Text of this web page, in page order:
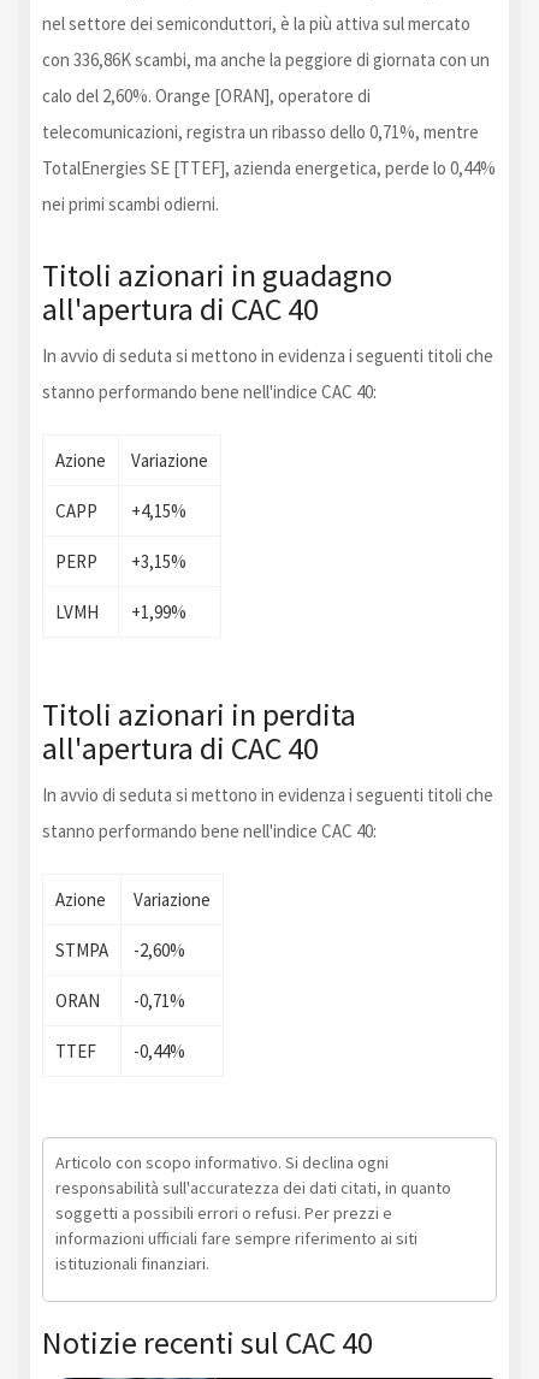
nel settore dei semiconduttori, è la più attiva sul mercato
con 336,86K scambi, ma anche la peggiore di giornata con un
calo del 2,60%. Orange [ORAN], operatore di
telecomunicazioni, registra un ribasso dello 0,71%, mentre
TotalEnergies SE [TTEF], azienda energetica, perde lo 0,44%
nei primi scambi odierni.
Titoli azionari in guadagno
all'apertura di CAC 40
In avvio di seduta si mettono in evidenza i seguenti titoli che
stanno performando bene nell'indice CAC 40:
Azione Variazione
CAPP +4,15%
PERP +3,15%
LVMH +1,99%
Titoli azionari in perdita
all'apertura di CAC 40
In avvio di seduta si mettono in evidenza i seguenti titoli che
stanno performando bene nell'indice CAC 40:
Azione Variazione
STMPA -2,60%
ORAN -0,71%
TTEF -0,44%
Articolo con scopo informativo. Si declina ogni
responsabilità sull'accuratezza dei dati citati, in quanto
soggetti a possibili errori o refusi. Per prezzi e
informazioni ufficiali fare sempre riferimento ai siti
istituzionali finanziari.
Notizie recenti sul CAC 40